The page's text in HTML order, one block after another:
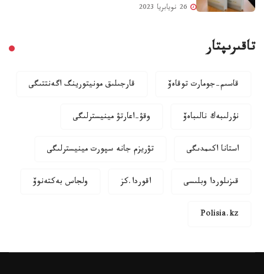
تاقىرىپتار
قاسىم-جومارت توقاەۆ قارجىلىق مونيتورينگ اگەنتتىگى
نۇرلىبەك نالىباەۆ وقۋ-اعارتۋ مينيسترلىگى
استانا اكىمدىگى تۋريزم جانە سپورت مينيسترلىگى
قىزىلوردا وبلىسى اقوردا.كز ولجاس بەكتەنوۆ
Polisia.kz